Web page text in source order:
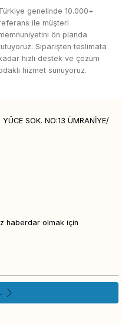
genelinde 10.000+
ile müşteri
ön planda
Siparişten teslimata
hızlı destek ve çözüm
hizmet sunuyoruz.
SOK. NO:13 ÜMRANİYE/
haberdar olmak için